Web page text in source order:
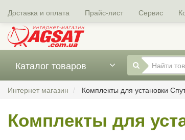
Доставка и оплата Прайс-лист Сервис
Каталог товаров
Интернет магазин Комплекты для установки
Комплекты для